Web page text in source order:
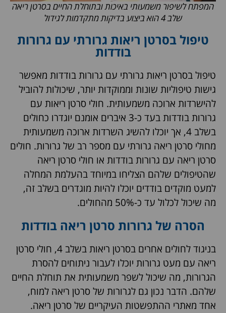
המפתח לשיפור משמעותי באיכות ובתוחלת החיים בסרטן ריאה
שלב 4 הוא ביצוע בדיקות מתקדמות לגידול
טיפול בסרטן ריאות גרורתי עם גרורות
בודדות
טיפול בסרטן ריאות גרורתי עם גרורות בודדות מאפשר
גישות טיפוליות שונות וממוקדות יותר, שיכולות להוביל
להישרדות ארוכה משמעותית. חולי סרטן ריאות עם
גרורות בודדות בעד כ-3 איברים אומנם יוגדרו כחולים
בשלב 4, אך יוכלו להשיג השרדות ארוכה משמעותית
מחולי סרטן ריאה גרורתי עם מספר רב של גרורות. חולים
סרטן ריאה עם גרורות בודדות או חולי סרטן ריאה
שהטיפולים שלהם הצליחו במיוחד בהעלמת המחלה
למעט מוקדים בודדים יוכלו להיות מוגדרים בשלב זה,
מה שיכול לכלול עד כ-50% מהחולים.
הסרה של גרורות סרטן ריאה בודדות
בניגוד לחולים אחרים בסרטן ריאות בשלב 4, חולי סרטן
ריאה עם מעט גרורות יוכלו לעבור ניתוחים להסרת
הגרורות, מה שיכול לשפר משמעותית את תוחלת החיים
שלהם. הדבר נכון גם לגרורות של סרטן ריאה למוח,
אחד מאתרי ההתפשטות העיקריים של סרטן ריאה.